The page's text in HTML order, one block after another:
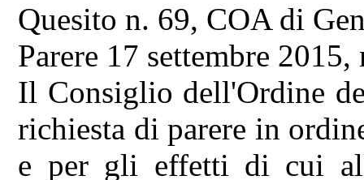
Quesito n. 69, COA di
Parere 17 settembre 2015,
Il Consiglio dell'Ordine
richiesta di parere in
e per gli effetti di cui